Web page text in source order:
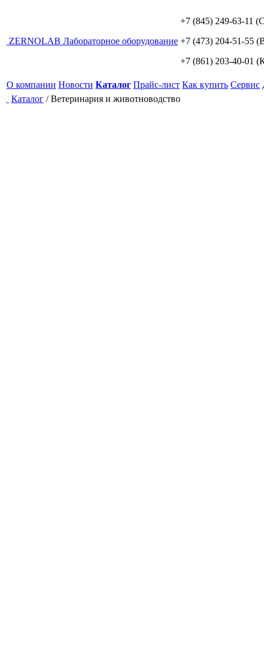
ZERNOLAB Лабораторное оборудование
+7 (845) 249-63-11
+7 (473) 204-51-55
+7 (861) 203-40-01
О компании Новости Каталог Прайс-лист Как купить Сервис
Каталог /Ветеринария и животноводство